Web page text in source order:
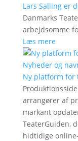
Lars Salling er
Danmarks
arbejdsomme
Læs mere
Nyheder og
Ny platform for
arrangører af
markant
TeaterGuiden,
hidtidige